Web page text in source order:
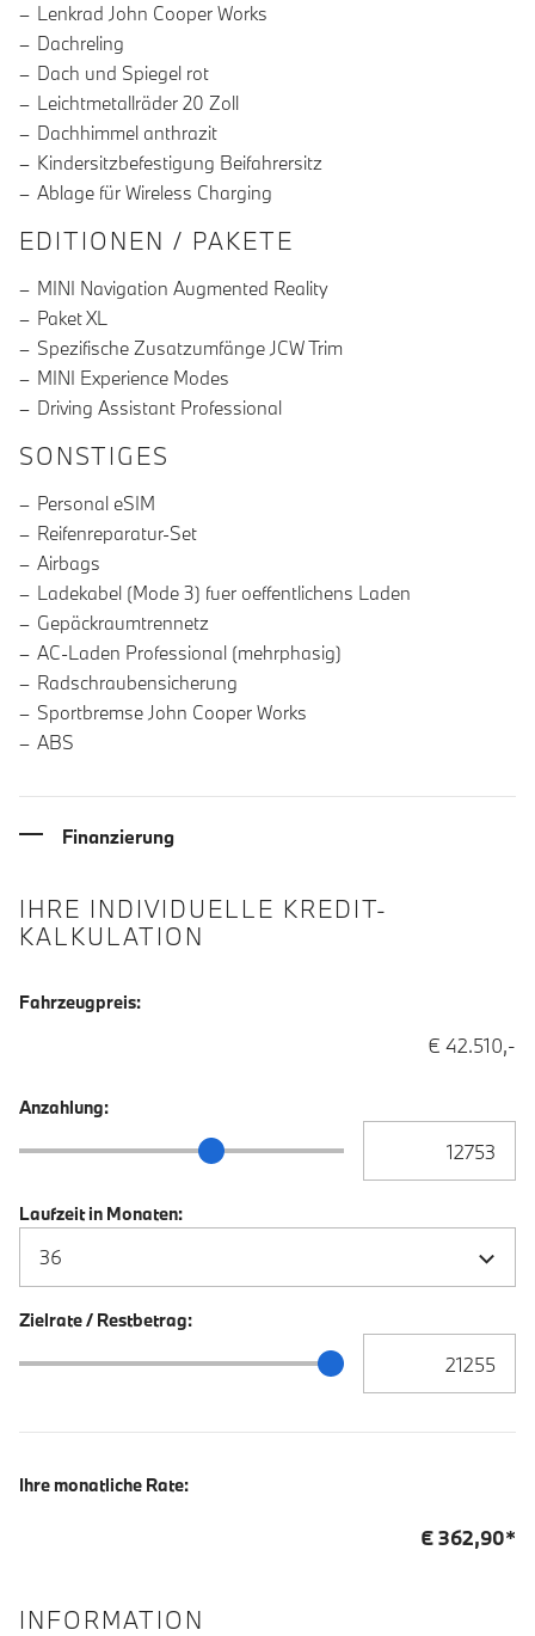
Lenkrad John Cooper Works
Dachreling
Dach und Spiegel rot
Leichtmetallräder 20 Zoll
Dachhimmel anthrazit
Kindersitzbefestigung Beifahrersitz
Ablage für Wireless Charging
EDITIONEN / PAKETE
MINI Navigation Augmented Reality
Paket XL
Spezifische Zusatzumfänge JCW Trim
MINI Experience Modes
Driving Assistant Professional
SONSTIGES
Personal eSIM
Reifenreparatur-Set
Airbags
Ladekabel (Mode 3) fuer oeffentlichens Laden
Gepäckraumtrennetz
AC-Laden Professional (mehrphasig)
Radschraubensicherung
Sportbremse John Cooper Works
ABS
Finanzierung
IHRE INDIVIDUELLE KREDIT-
KALKULATION
Fahrzeugpreis:
€ 42.510,-
Anzahlung:
Anzahlung Schieberegler
Laufzeit in Monaten:
Zielrate / Restbetrag:
Zielrate / Restbetrag Schieberegler
Ihre monatliche Rate:
€362,90*
INFORMATION